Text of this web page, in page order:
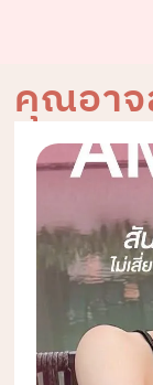
คุณอาจ